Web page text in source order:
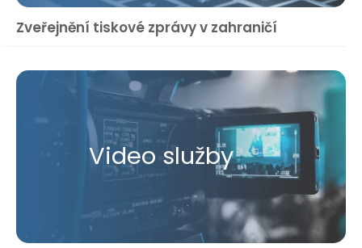
Zveřejnění tiskové zprávy v zahraničí
Video služby